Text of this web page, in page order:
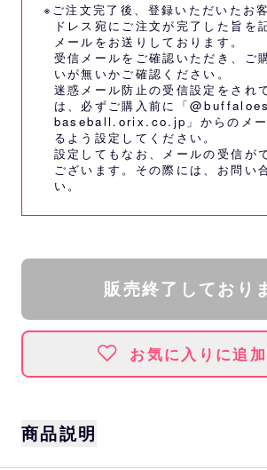
※ご注文完了後、登録いただいたお
ドレス宛にご注文が完了した旨を
メールをお送りしております。
受信メールをご確認いただき、ご
いが無いかご確認ください。
迷惑メール防止の受信設定をされ
は、必ずご購入前に「
baseball.orix.co.jp」からのメー
るよう設定してください。
設定してもなお、メールの受信が
ございます。その際には、 お問い
い。
販売終了しており
お気に入りに追
商品説明